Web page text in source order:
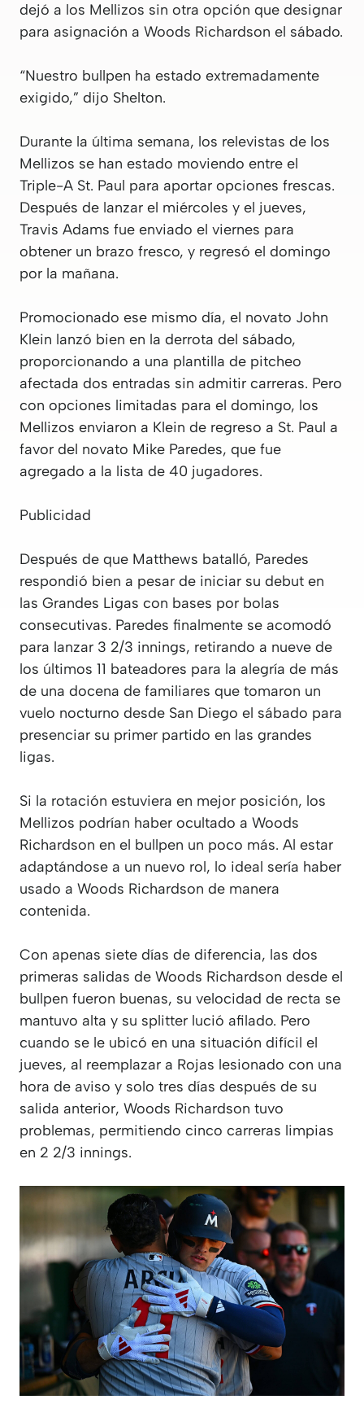
dejó a los Mellizos sin otra opción que designar
para asignación a Woods Richardson el sábado.
“Nuestro bullpen ha estado extremadamente
exigido,” dijo Shelton.
Durante la última semana, los relevistas de los
Mellizos se han estado moviendo entre el
Triple-A St. Paul para aportar opciones frescas.
Después de lanzar el miércoles y el jueves,
Travis Adams fue enviado el viernes para
obtener un brazo fresco, y regresó el domingo
por la mañana.
Promocionado ese mismo día, el novato John
Klein lanzó bien en la derrota del sábado,
proporcionando a una plantilla de pitcheo
afectada dos entradas sin admitir carreras. Pero
con opciones limitadas para el domingo, los
Mellizos enviaron a Klein de regreso a St. Paul a
favor del novato Mike Paredes, que fue
agregado a la lista de 40 jugadores.
Publicidad
Después de que Matthews batalló, Paredes
respondió bien a pesar de iniciar su debut en
las Grandes Ligas con bases por bolas
consecutivas. Paredes finalmente se acomodó
para lanzar 3 2/3 innings, retirando a nueve de
los últimos 11 bateadores para la alegría de más
de una docena de familiares que tomaron un
vuelo nocturno desde San Diego el sábado para
presenciar su primer partido en las grandes
ligas.
Si la rotación estuviera en mejor posición, los
Mellizos podrían haber ocultado a Woods
Richardson en el bullpen un poco más. Al estar
adaptándose a un nuevo rol, lo ideal sería haber
usado a Woods Richardson de manera
contenida.
Con apenas siete días de diferencia, las dos
primeras salidas de Woods Richardson desde el
bullpen fueron buenas, su velocidad de recta se
mantuvo alta y su splitter lució afilado. Pero
cuando se le ubicó en una situación difícil el
jueves, al reemplazar a Rojas lesionado con una
hora de aviso y solo tres días después de su
salida anterior, Woods Richardson tuvo
problemas, permitiendo cinco carreras limpias
en 2 2/3 innings.